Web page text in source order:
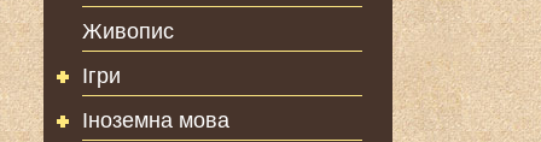
Живопис
Ігри
Іноземна мова